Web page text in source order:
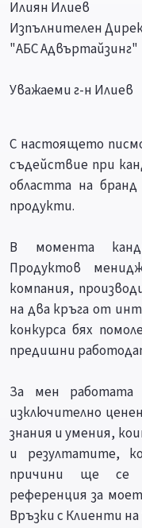
Илиян Илиев
Изпълнителен
"АБС Адвъртайзинг"
Уважаеми г-н Илиев
С настоящето
съдействие при
областта на
продукти.
В момента
Продуктов
компания,
на два кръга от
конкурса бях
предишни
За мен
изключително
знания и умения,
и резултатите,
причини ще се
референция за
Връзки с Клиенти